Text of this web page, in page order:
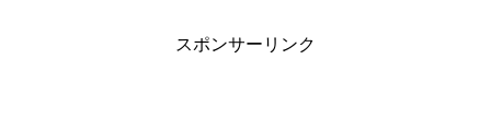
スポンサーリンク